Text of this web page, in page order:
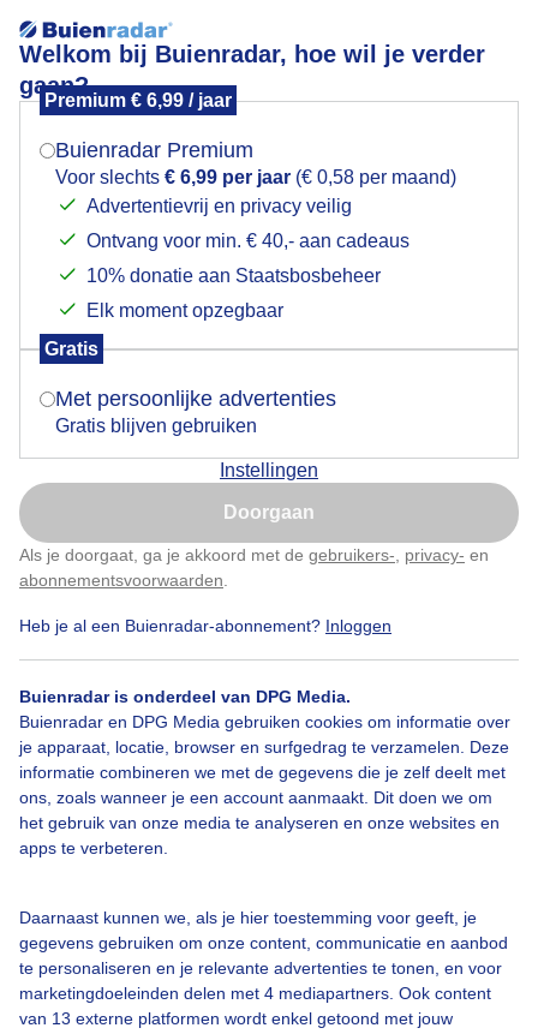
Welkom bij Buienradar, hoe wil je verder
gaan?
Premium € 6,99 / jaar
Buienradar Premium
Voor slechts € 6,99 per jaar (€ 0,58 per maand)
Advertentievrij en privacy veilig
Ontvang voor min. € 40,- aan cadeaus
10% donatie aan Staatsbosbeheer
Elk moment opzegbaar
Gratis
Met persoonlijke advertenties
Gratis blijven gebruiken
Instellingen
Doorgaan
Als je doorgaat, ga je akkoord met de gebruikers- privacy- en
abonnementsvoorwaarden
Heb je al een Buienradar-abonnement? Inloggen
Buienradar is onderdeel van DPG Media.
Buienradar en DPG Media gebruiken cookies om informatie over
je apparaat, locatie, browser en surfgedrag te verzamelen. Deze
informatie combineren we met de gegevens die je zelf deelt met
ons, zoals wanneer je een account aanmaakt. Dit doen we om
het gebruik van onze media te analyseren en onze websites en
apps te verbeteren.
Daarnaast kunnen we, als je hier toestemming voor geeft, je
gegevens gebruiken om onze content, communicatie en aanbod
te personaliseren en je relevante advertenties te tonen, en voor
marketingdoeleinden delen met 4 mediapartners. Ook content
van 13 externe platformen wordt enkel getoond met jouw
Fijne zondag
Mogen we je locatie gebruiken voor het
Indien je hier nog geen akkoord op hebt gegeven,
verschijnt er zo een pop-up uit je browser waarin
Is goed, toon de popup
Nu niet, misschien later
Klik hierom dit aan te passen